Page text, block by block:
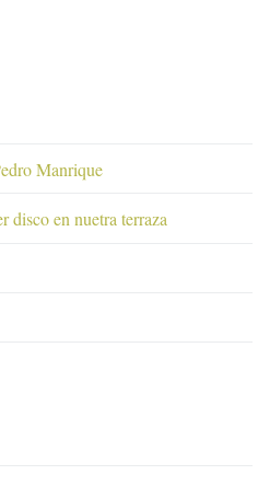
Manrique
disco en nuetra terraza